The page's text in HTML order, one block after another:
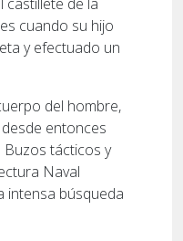
cuando su hijo
y efectuado un
del hombre,
entonces
tácticos y
Naval
intensa búsqueda